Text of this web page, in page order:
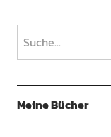
Meine Bücher